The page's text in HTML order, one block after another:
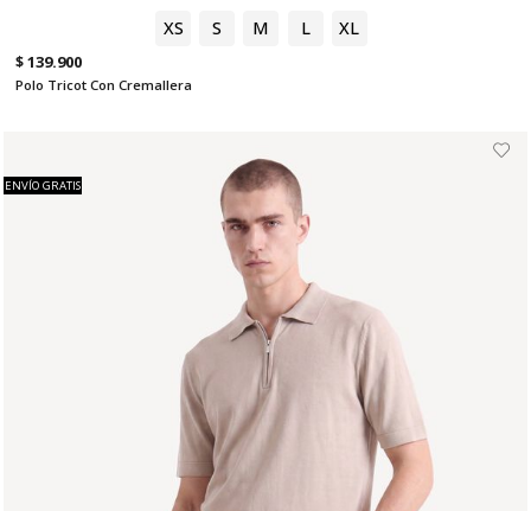
XS S M L XL
$ 139.900
Polo Tricot Con Cremallera
ENVÍO GRATIS